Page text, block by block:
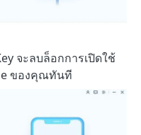
จะลบล็อกการเปิดใช้
ของคุณทันที